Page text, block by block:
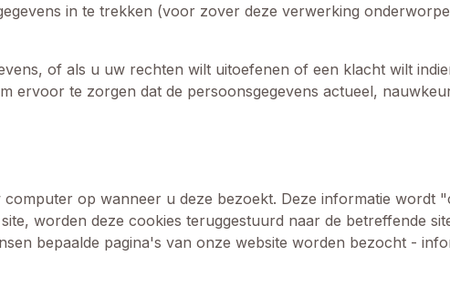
in te trekken (voor zover deze verwerking
of als u uw rechten wilt uitoefenen of een klacht wilt
ervoor te zorgen dat de persoonsgegevens actueel,
op wanneer u deze bezoekt. Deze informatie wordt
worden deze cookies teruggestuurd naar de betreffende
bepaalde pagina's van onze website worden bezocht -